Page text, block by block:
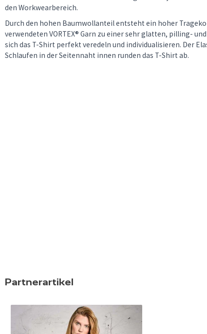
den Workwearbereich.
Durch den hohen Baumwollanteil entsteht ein hoher
verwendeten VORTEX® Garn zu einer sehr glatten, pilling-
sich das T-Shirt perfekt veredeln und individualisieren. Der
Schlaufen in der Seitennaht innen runden das T-Shirt ab.
Partnerartikel